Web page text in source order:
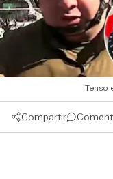
Tenso
Compartir